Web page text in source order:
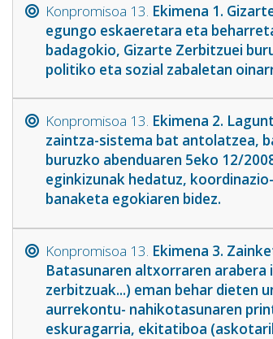
Konpromisoa 13. Ekimena 1.
egungo eskaeretara eta
badagokio, Gizarte Zerbitzuei
politiko eta sozial zabaletan
Konpromisoa 13. Ekimena 2.
zaintza-sistema bat antolatzea,
buruzko abenduaren 5eko 12/
eginkizunak hedatuz,
banaketa egokiaren bidez.
Konpromisoa 13. Ekimena 3.
Batasunaren altxorraren
zerbitzuak...) eman behar dieten
aurrekontu- nahikotasunaren
eskuragarria, ekitatiboa